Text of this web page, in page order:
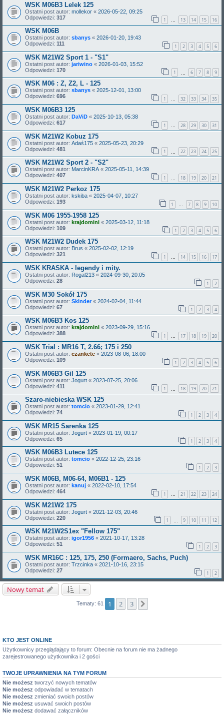
WSK M06B3 Lelek 125
Ostatni post autor: mollekor « 2026-05-22, 09:25
Odpowiedzi: 317 1 13 14 15 16
WSK M06B
Ostatni post autor: sbanys « 2026-01-20, 19:43
Odpowiedzi: 111 1 2 3 4 5 6
WSK M21W2 Sport 1 - "S1"
Ostatni post autor: jariwino « 2026-01-03, 15:52
Odpowiedzi: 170 1 6 7 8 9
WSK M06 : Z, Z2, L - 125
Ostatni post autor: sbanys « 2025-12-01, 13:00
Odpowiedzi: 696 1 32 33 34 35
WSK M06B3 125
Ostatni post autor: DaViD « 2025-10-13, 05:38
Odpowiedzi: 617 1 … 28 29 30 31
WSK M21W2 Kobuz 175
Ostatni post autor: Adaś175 « 2025-05-23, 20:29
Odpowiedzi: 481 1 22 23 24 25
WSK M21W2 Sport 2 - "S2"
Ostatni post autor: MarcinKRA« 2025-05-11, 14:39
Odpowiedzi: 407 1 18 19 20 21
WSK M21W2 Perkoz 175
Ostatni post autor: kskiba « 2025-04-07, 10:27
Odpowiedzi: 193 1 … 7 8 9 10
WSK M06 1955-1958 125
Ostatni post autor: krajdomini « 2025-03-12, 11:18
Odpowiedzi: 109 1 2 3 4 5 6
WSK M21W2 Dudek 175
Ostatni post autor: Brus « 2025-02-02, 12:19
Odpowiedzi: 321 1 … 14 15 16 17
WSK KRASKA - legendy i mity.
Ostatni post autor: Rogal213 « 2024-09-30, 20:05
Odpowiedzi: 28 1 2
WSK M30 Sokół 175
Ostatni post autor: Skinder« 2024-02-04, 11:44
Odpowiedzi: 67 1 2 3 4
WSK M06B3 Kos 125
Ostatni post autor: krajdomini « 2023-09-29, 15:16
Odpowiedzi: 388 1 … 17 18 19 20
WSK Trial : MR16 T, 2.66; 175 i 250
Ostatni post autor: czankete « 2023-08-06, 18:00
Odpowiedzi: 109 1 2 3 4 5 6
WSK M06B3 Gil 125
Ostatni post autor: Jogurt « 2023-07-25, 20:06
Odpowiedzi: 411 1 18 19 20 21
Szaro-niebieska WSK 125
Ostatni post autor: tomcio « 2023-01-29, 12:41
Odpowiedzi: 74 1 2 3 4
WSK MR15 Sarenka 125
Ostatni post autor: Jogurt « 2023-01-19, 00:17
Odpowiedzi: 65 1 2 3 4
WSK M06B3 Lutece 125
Ostatni post autor: tomcio « 2022-12-25, 23:16
Odpowiedzi: 51 1 2 3
WSK M06B, M06-64, M06B1 - 125
Ostatni post autor: kanuj « 2022-02-10, 17:54
Odpowiedzi: 464 1 … 21 22 23 24
WSK M21W2 175
Ostatni post autor: Jogurt « 2021-12-03, 20:46
Odpowiedzi: 220 1 9 10 11 12
WSK M21W2S1ex "Fellow 175"
Ostatni post autor: igor1956 « 2021-10-17, 13:28
Odpowiedzi: 51 1 2 3
WSK MR16C : 125, 175, 250 (Formaero, Sachs, Puch)
Ostatni post autor: Trzcinka « 2021-10-16, 23:15
Odpowiedzi: 27 1 2
Nowy temat
Tematy: 61 1 2 3
KTO JEST ONLINE
Użytkownicy przeglądający to forum: Obecnie na forum nie ma żadnego
zarejestrowanego użytkownika i 2 gości
TWOJE UPRAWNIENIA NA TYM FORUM
Nie możesz tworzyć nowych tematów
Nie możesz odpowiadać w tematach
Nie możesz zmieniać swoich postów
Nie możesz usuwać swoich postów
Nie możesz dodawać załączników